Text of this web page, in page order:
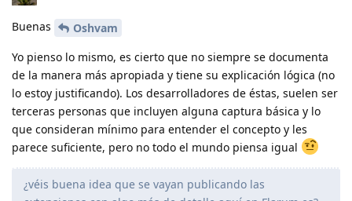
Buenas
Oshvam
Yo pienso lo mismo, es cierto que no siempre se documenta
de la manera más apropiada y tiene su explicación lógica (no
lo estoy justificando). Los desarrolladores de éstas, suelen ser
terceras personas que incluyen alguna captura básica y lo
que consideran mínimo para entender el concepto y les
parece suficiente, pero no todo el mundo piensa igual
¿véis buena idea que se vayan publicando las